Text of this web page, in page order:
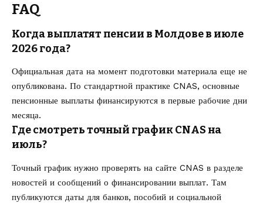
FAQ
Когда выплатят пенсии в Молдове в июле
2026 года?
Официальная дата на момент подготовки материала еще не
опубликована. По стандартной практике CNAS, основные
пенсионные выплаты финансируются в первые рабочие дни
месяца.
Где смотреть точный график CNAS на
июль?
Точный график нужно проверять на сайте CNAS в разделе
новостей и сообщений о финансировании выплат. Там
публикуются даты для банков, пособий и социальной